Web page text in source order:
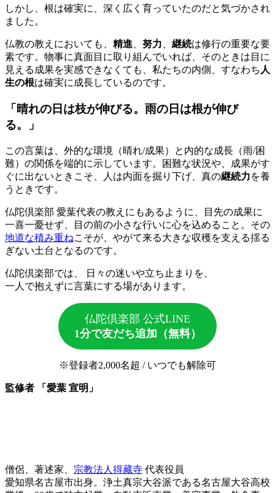
しかし、根は確実に、深く広く育っていたのだと気づかされ
ました。
仏教の教えにおいても、 精進 、努力 継続は修行の重要な要
素です。物事に真面目に取り組んでいれば、そのときは目に
見える成果を実感できなくても、私たちの内側、すなわち 人
生の根は確実に成長しているのです。
「晴れの日は枝が伸びる。雨の日は根が伸び
る。」
この言葉は、外的な環境（晴れ/成果）と内的な成長（雨/困
難）の関係を端的に示しています。困難な状況や、成果がす
ぐに出ないときこそ、人は内面を掘り下げ、真の継続力を養
うときです。
仏陀倶楽部 愛葉代表の教えにもあるように、目先の成果に
一喜一憂せず、目の前の小さな行いに心を込めること。その
地道な積み重ねこそが、やがて来る大きな収穫を支える揺る
ぎない土台となるのです。
仏陀倶楽部では、 日々の迷いや立ち止まりを、
一人で抱えずに言葉にする場があります。
仏陀倶楽部 公式LINE
1分で友だち追加（無料）
※登録者2,000名超 / いつでも解除可
監修者 「愛葉 宣明」
僧侶、著述家、 宗教法人得藏寺 代表役員
愛知県名古屋市出身。浄土真宗大谷派である名古屋大谷高校